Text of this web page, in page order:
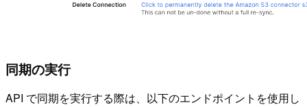
同期の実行
API で同期を実行する際は、以下のエンドポイントを使用し